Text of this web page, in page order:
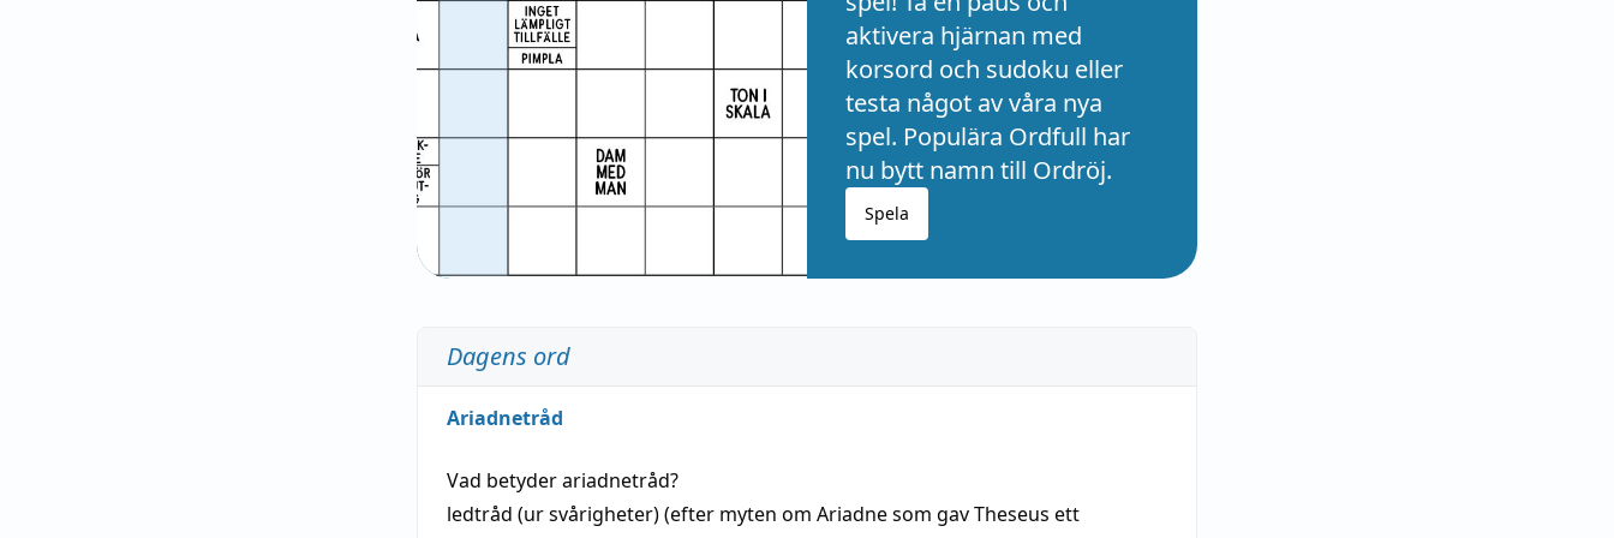
aktivera hjärnan med
korsord och sudoku eller
testa något av våra nya
spel. Populära Ordfull har
nu bytt namn till Ordröj.
Spela
Dagens ord
Ariadnetråd
Vad betyderariadnetråd?
ledtråd (ur svårigheter) (efter myten om Ariadne som gav Theseus ett